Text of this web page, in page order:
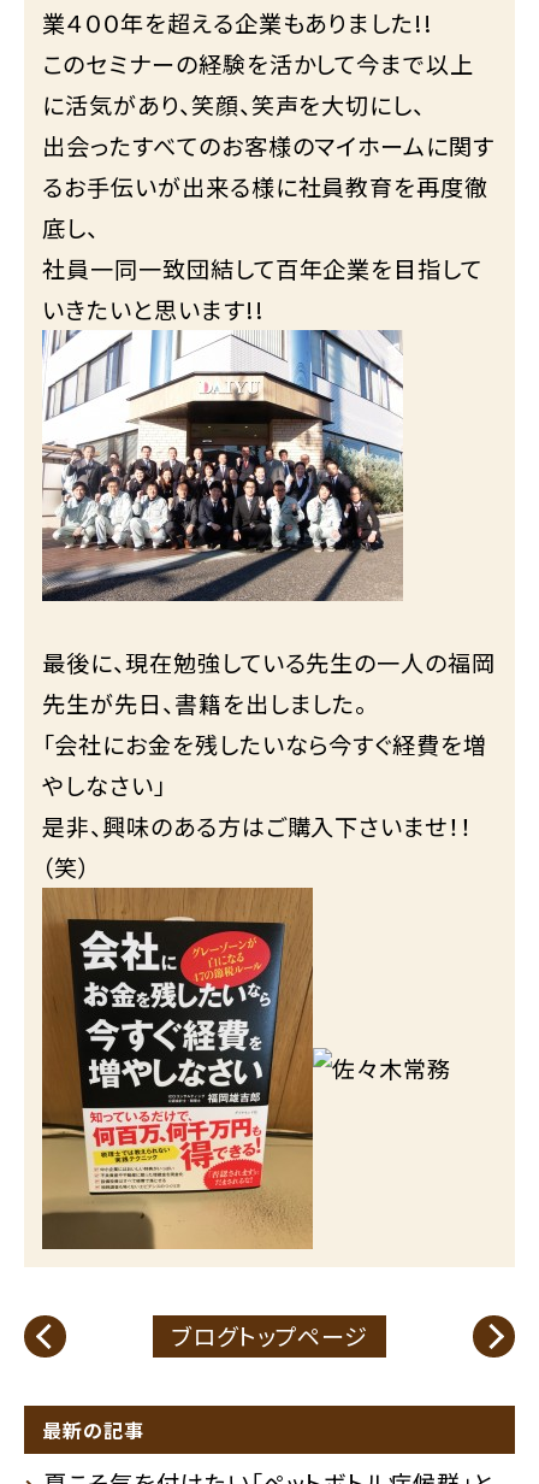
業４００年を超える企業もありました!!
このセミナーの経験を活かして今まで以上
に活気があり、笑顔、笑声を大切にし、
出会ったすべてのお客様のマイホームに関す
るお手伝いが出来る様に社員教育を再度徹
底し、
社員一同一致団結して百年企業を目指して
いきたいと思います!!
最後に、現在勉強している先生の一人の福岡
先生が先日、書籍を出しました。
「会社にお金を残したいなら今すぐ経費を増
やしなさい」
是非、興味のある方はご購入下さいませ！！
（笑）
ブログトップページ
最新の記事